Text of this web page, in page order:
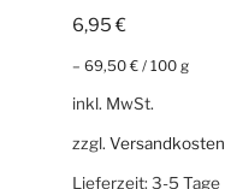
6,95€
– 69,50 € / 100 g
inkl. MwSt.
zzgl. Versandkosten
Lieferzeit: 3-5 Tage